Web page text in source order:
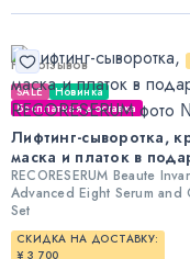
Нет отзывов
SALE
Новинка
Бесплатная доставка
Лифтинг-сыворотка,
маска и платок в
RECORESERUM Beaute
Advanced Eight Serum and
Set
СКИДКА НА ДОСТАВКУ:
¥ 3 700